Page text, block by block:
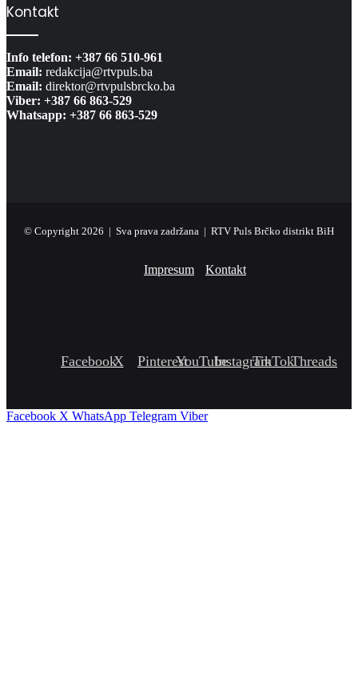
Kontakt
Info telefon: +387 66 510-961
Email: redakcija@rtvpuls.ba
Email: direktor@rtvpulsbrcko.ba
Viber: +387 66 863-529
Whatsapp: +387 66 863-529
© Copyright 2026 | Sva prava zadržana | RTV Puls Brčko distrikt BiH
Impresum Kontakt
FacebookX PinterestYouTubeInstagramTikTokThreads
Facebook X WhatsApp Telegram Viber